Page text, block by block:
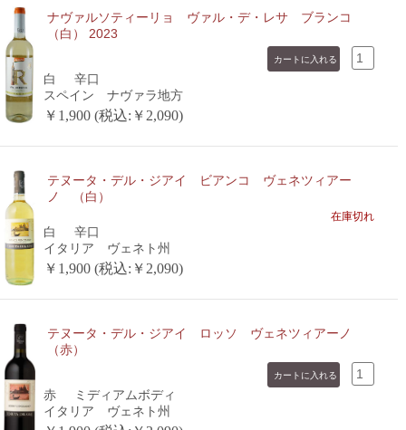
ナヴァルソティーリョ ヴァル・デ・レサ ブランコ
（白） 2023
白
辛口
スペイン ナヴァラ地方
￥1,900 (税込:￥2,090)
テヌータ・デル・ジアイ ビアンコ ヴェネツィアー
ノ （白）
在庫切れ
白
辛口
イタリア ヴェネト州
￥1,900 (税込:￥2,090)
テヌータ・デル・ジアイ ロッソ ヴェネツィアーノ
（赤）
赤
ミディアムボディ
イタリア ヴェネト州